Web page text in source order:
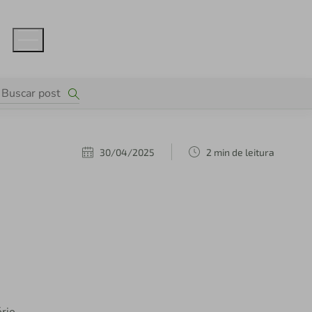
30/04/2025 2 min de leitura